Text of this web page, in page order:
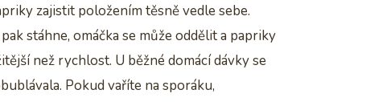
zajistit položením těsně vedle sebe.
stáhne, omáčka se může oddělit a papriky
než rychlost. U běžné domácí dávky se
Pokud vaříte na sporáku,